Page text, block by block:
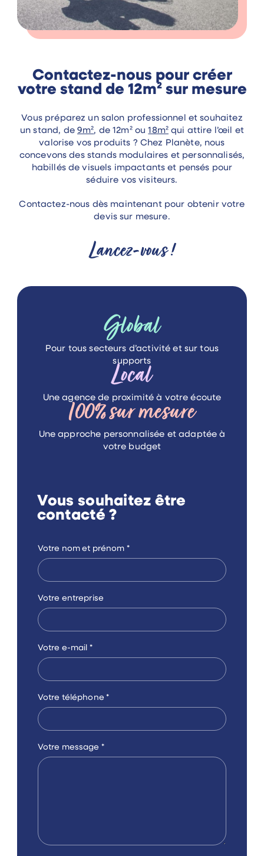
Contactez-nous pour créer
votre stand de 12m² sur mesure
Vous préparez un salon professionnel et souhaitez
un stand, de 9m², de 12m² ou18m²qui attire l’œil et
valorise vos produits ? Chez Planète, nous
concevons des stands modulaires et personnalisés,
habillés de visuels impactants et pensés pour
séduire vos visiteurs.
Contactez-nous dès maintenant pour obtenir votre
devis sur mesure.
Lancez-vous !
Global
Pour tous secteurs d’activitéet sur tous
supports
Local
Une agence de proximitéà votre écoute
100%sur mesure
Une approche personnalisée et adaptée à
votre budget
Vous souhaitez être
contacté ?
Votre nom et prénom *
Votre entreprise
Votre e-mail *
Votre téléphone *
Votre message *